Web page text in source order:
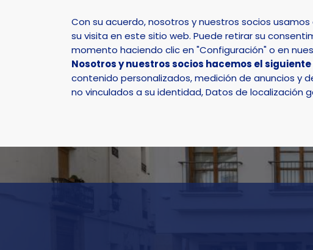
Con su acuerdo, nosotros y nuestros socios
su visita en este sitio web. Puede retirar su
momento haciendo clic en "Configuración" o en
Nosotros y nuestros socios hacemos el
contenido personalizados, medición de anuncios y
no vinculados a su identidad, Datos de
Archivo Municipal